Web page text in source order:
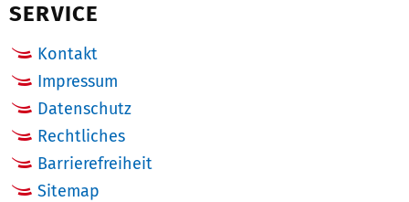
SERVICE
Kontakt
Impressum
Datenschutz
Rechtliches
Barrierefreiheit
Sitemap